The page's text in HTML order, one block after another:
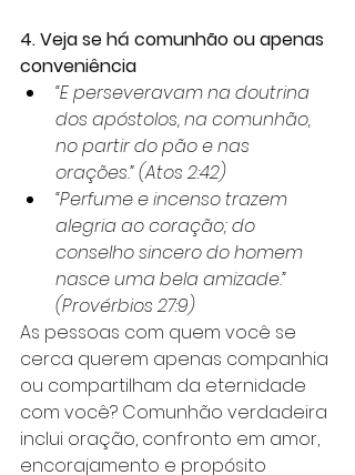
4. Veja se há comunhão ou apenas
conveniência
“E perseveravam na doutrina
dos apóstolos, na comunhão,
no partir do pão e nas
orações.” (Atos 2:42)
“Perfume e incenso trazem
alegria ao coração; do
conselho sincero do homem
nasce uma bela amizade.”
(Provérbios 27:9)
As pessoas com quem você se
cerca querem apenas companhia
ou compartilham da eternidade
com você? Comunhão verdadeira
inclui oração, confronto em amor,
encorajamento e propósito